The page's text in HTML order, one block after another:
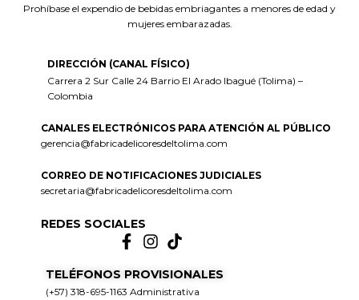
Prohíbase el expendio de bebidas embriagantes a menores de edad y
mujeres embarazadas.
DIRECCIÓN (CANAL FÍSICO)
Carrera 2 Sur Calle 24 Barrio El Arado Ibagué (Tolima) –
Colombia
CANALES ELECTRÓNICOS PARA ATENCIÓN AL PÚBLICO
gerencia@fabricadelicoresdeltolima.com
CORREO DE NOTIFICACIONES JUDICIALES
secretaria@fabricadelicoresdeltolima.com
REDES SOCIALES
TELÉFONOS PROVISIONALES
(+57) 318-695-1163 Administrativa